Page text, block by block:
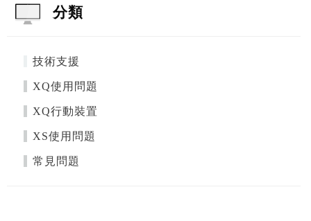
分類
技術支援
XQ使用問題
XQ行動裝置
XS使用問題
常見問題